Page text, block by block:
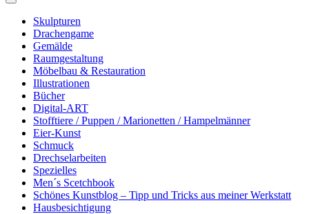
Skulpturen
Drachengame
Gemälde
Raumgestaltung
Möbelbau & Restauration
Illustrationen
Bücher
Digital-ART
Stofftiere / Puppen / Marionetten / Hampelmänner
Eier-Kunst
Schmuck
Drechselarbeiten
Spezielles
Men´s Scetchbook
Schönes Kunstblog – Tipp und Tricks aus meiner Werkstatt
Hausbesichtigung